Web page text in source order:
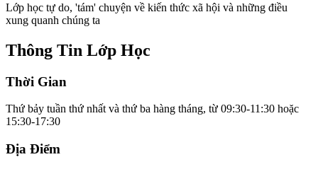
Lớp học tự do, 'tám' chuyện về kiến thức xã hội và những điều
xung quanh chúng ta
Thông Tin Lớp Học
Thời Gian
Thứ bảy tuần thứ nhất và thứ ba hàng tháng, từ 09:30-11:30 hoặc
15:30-17:30
Địa Điểm